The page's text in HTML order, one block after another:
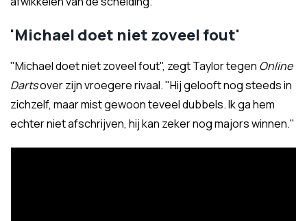
'Michael doet niet zoveel fout'
"Michael doet niet zoveel fout", zegt Taylor tegen Online
Dartsover zijn vroegere rivaal. "Hij gelooft nog steeds in
zichzelf, maar mist gewoon teveel dubbels. Ik ga hem
echter niet afschrijven, hij kan zeker nog majors winnen."